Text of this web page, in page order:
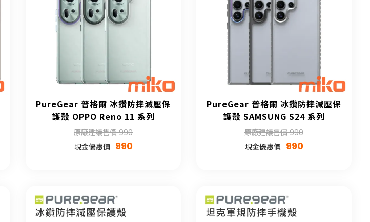
PureGear 普格爾 冰鑽防摔減壓保
護殼 OPPO Reno 11 系列
原廠建議售價 990
現金優惠價 990
PureGear 普格爾 冰鑽防摔減壓保
護殼 SAMSUNG S24 系列
原廠建議售價 990
現金優惠價 990